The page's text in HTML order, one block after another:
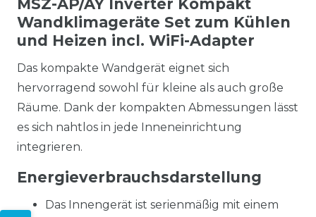
MSZ-AP/AY Inverter Kompakt
Wandklimageräte Set zum Kühlen
und Heizen incl. WiFi-Adapter
Das kompakte Wandgerät eignet sich
hervorragend sowohl für kleine als auch große
Räume. Dank der kompakten Abmessungen lässt
es sich nahtlos in jede Inneneinrichtung
integrieren.
Energieverbrauchsdarstellung
Das Innengerät ist serienmäßig mit einem